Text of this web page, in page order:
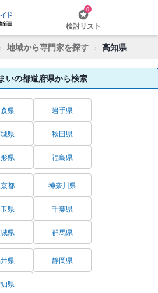
0
検討リスト
地域から専門家を探す 高知県
いの都道府県から検索
県 岩手県
県 秋田県
県 福島県
都 神奈川県
県 千葉県
県 群馬県
県 静岡県
県